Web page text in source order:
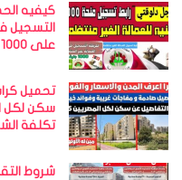
التسجيل
على 1000 جنيه
تحميل
تكلفة
شروط